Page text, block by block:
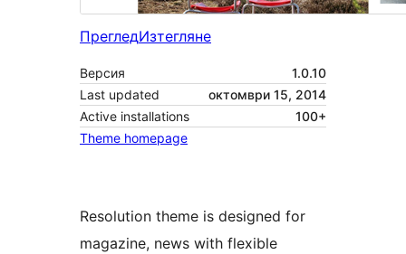
ПрегледИзтегляне
Версия
1.0.10
Last updated
октомври 15, 2014
Active installations
100+
Theme homepage
Resolution theme is designed for
magazine, news with flexible